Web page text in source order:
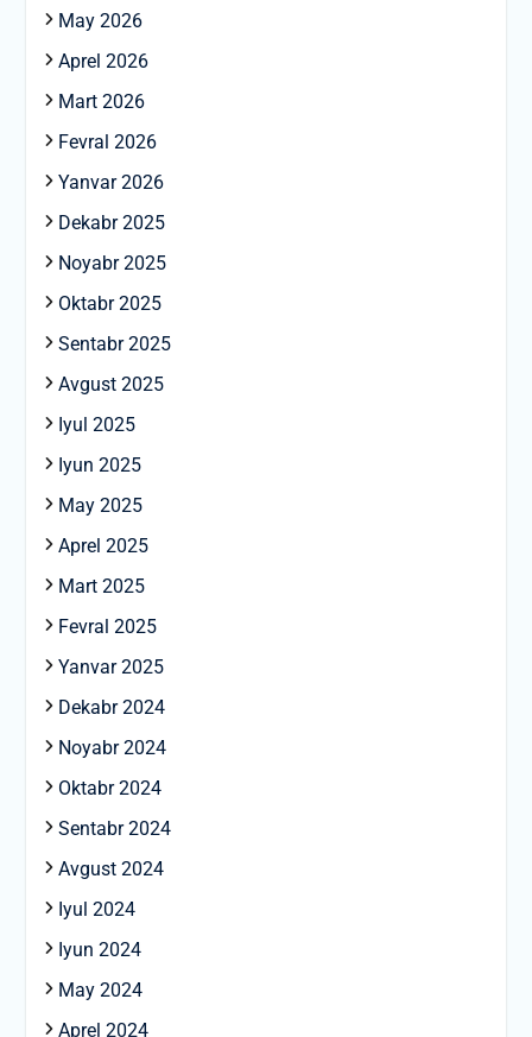
May 2026
Aprel 2026
Mart 2026
Fevral 2026
Yanvar 2026
Dekabr 2025
Noyabr 2025
Oktabr 2025
Sentabr 2025
Avgust 2025
Iyul 2025
Iyun 2025
May 2025
Aprel 2025
Mart 2025
Fevral 2025
Yanvar 2025
Dekabr 2024
Noyabr 2024
Oktabr 2024
Sentabr 2024
Avgust 2024
Iyul 2024
Iyun 2024
May 2024
Aprel 2024